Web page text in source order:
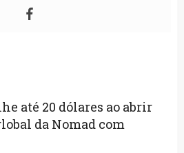
até 20 dólares ao abrir
da Nomad com